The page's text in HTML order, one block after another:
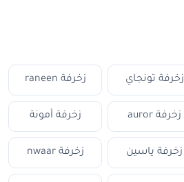
زخرفة تونجاي زخرفة raneen
زخرفة auror زخرفة أمونة
زخرفة ياسين زخرفة nwaar